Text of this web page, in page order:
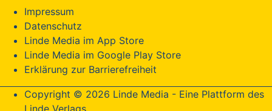
Impressum
Datenschutz
Linde Media im App Store
Linde Media im Google Play Store
Erklärung zur Barrierefreiheit
Copyright © 2026 Linde Media - Eine Plattform des
Linde Verlags